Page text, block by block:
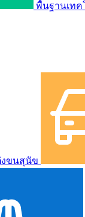
พื้นฐานเทค
ขนสุนัข